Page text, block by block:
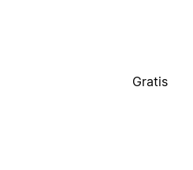
Gratis